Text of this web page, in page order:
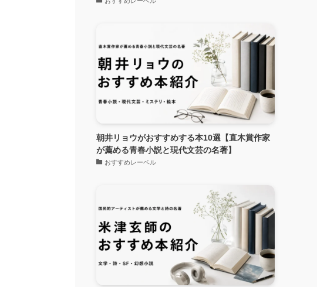
朝井リョウがおすすめする本10選【直木賞作家
が薦める青春小説と現代文芸の名著】
おすすめレーベル